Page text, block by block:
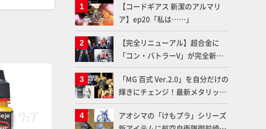
【コードギアス 新潔のアルマリ
ア】ep20「私は……」
【完全リニューアル】超合金に
「コン・バトラーV」が完全新規
造形で登場！気になる仕様を試作
品の撮り下ろしでご紹介!!さらに
「大鉄人17」＆「ワンエイト」セ
ット情報もお届け！【超合金の
魂】
「MG 百式 Ver.2.0」を自分だけの
輝きにチェンジ！最新メタリック
塗料を使ってより金属感を増した
仕上がりに!!【試し読み】
アオシマの「けもプラ」シリーズ